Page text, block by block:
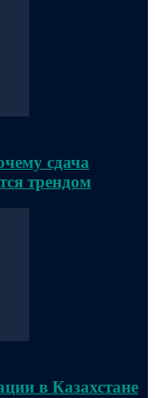
сдача
трендом
в Казахстане